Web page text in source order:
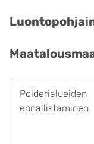
Polderialueiden
ennallistaminen